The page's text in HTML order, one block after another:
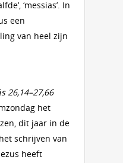
‘messias’. In
een
van heel zijn
26,14–27,66
het
dit jaar in de
schrijven van
heeft